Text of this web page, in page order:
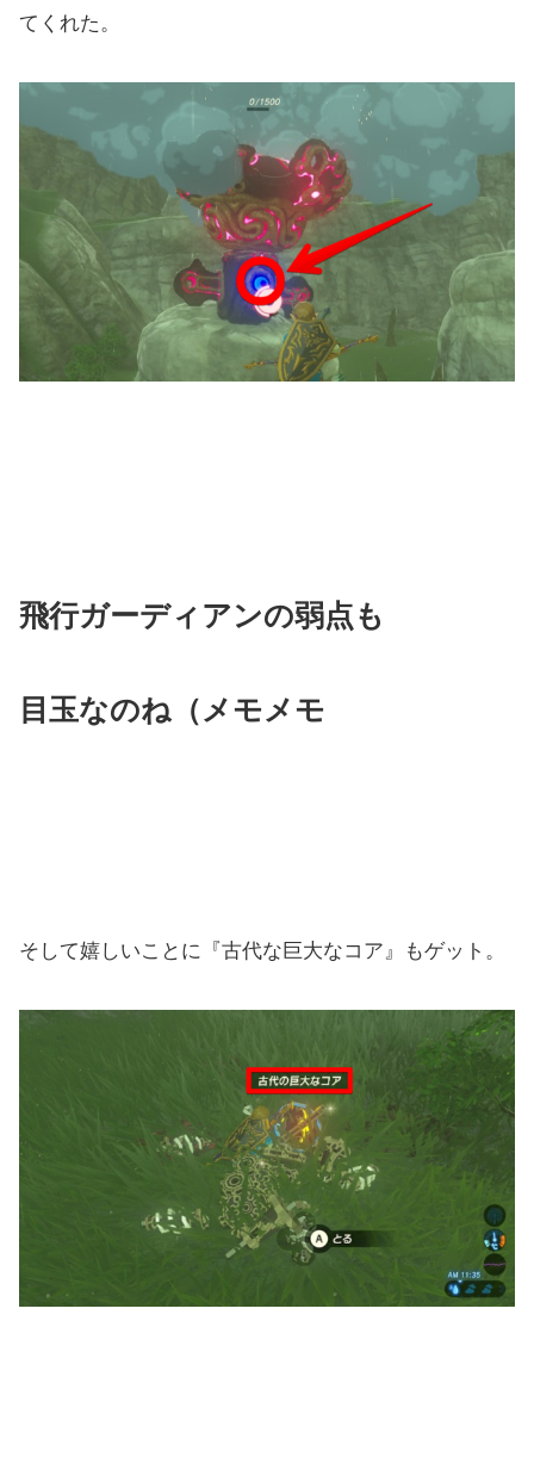
てくれた。
飛行ガーディアンの弱点も
目玉なのね（メモメモ
そして嬉しいことに『古代な巨大なコア』もゲット。